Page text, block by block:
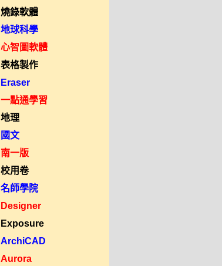
燒錄軟體
地球科學
心智圖軟體
表格製作
Eraser
一點通學習
地理
國文
南一版
校用卷
名師學院
Designer
Exposure
ArchiCAD
Aurora